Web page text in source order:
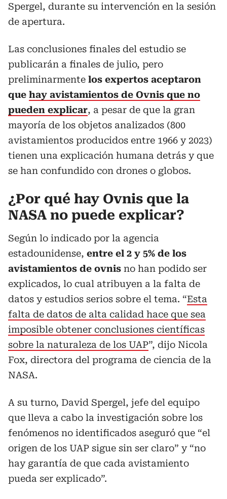
Spergel, durante su intervención en la sesión
de apertura.
Las conclusiones finales del estudio se
publicarán a finales de julio, pero
preliminarmente los expertos aceptaron
que hay avistamientos de Ovnis que no
pueden explicar, a pesar de que la gran
mayoría de los objetos analizados (800
avistamientos producidos entre 1966 y 2023)
tienen una explicación humana detrás y que
se han confundido con drones o globos.
¿Por qué hay Ovnis que la
NASA no puede explicar?
Según lo indicado por la agencia
estadounidense, entre el 2 y 5% de los
avistamientos de ovnis no han podido ser
explicados, lo cual atribuyen a la falta de
datos y estudios serios sobre el tema. “Esta
falta de datos de alta calidad hace que sea
imposible obtener conclusiones científicas
sobre la naturaleza de los UAP”, dijo Nicola
Fox, directora del programa de ciencia de la
NASA.
A su turno, David Spergel, jefe del equipo
que lleva a cabo la investigación sobre los
fenómenos no identificados aseguró que “el
origen de los UAP sigue sin ser claro” y “no
hay garantía de que cada avistamiento
pueda ser explicado”.